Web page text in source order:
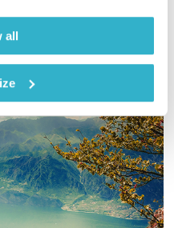
all